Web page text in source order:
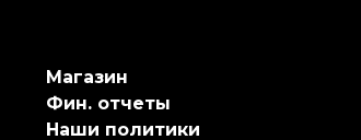
Магазин
Фин. отчеты
Наши политики